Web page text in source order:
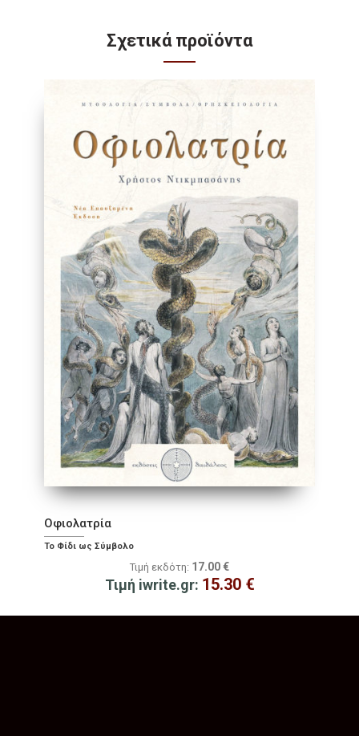
Σχετικά προϊόντα
Οφιολατρία
Το Φίδι ως Σύμβολο
Τιμή εκδότη: 17.00 €
Τιμή iwrite.gr: 15.30 €